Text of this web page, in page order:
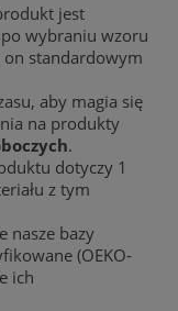
jest
wybraniu wzoru
on standardowym
aby magia się
na produkty
.
dotyczy 1
z tym
nasze bazy
(OEKO-
ich